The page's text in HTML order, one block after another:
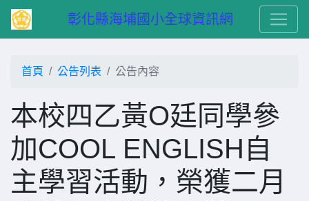
彰化縣海埔國小全球資訊網
首頁 公告列表 公告內容
本校四乙黃O廷同學參
加COOL ENGLISH自
主學習活動，榮獲二月